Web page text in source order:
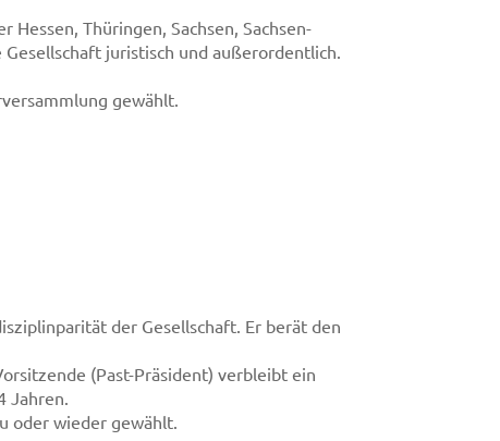
Thüringen, Sachsen, Sachsen-
juristisch und außerordentlich.
gewählt.
der Gesellschaft. Er berät den
(Past-Präsident) verbleibt ein
Jahren.
oder wieder gewählt.